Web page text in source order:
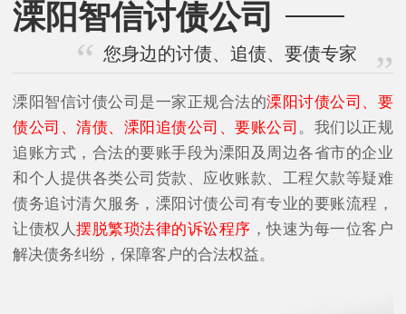
溧阳智信讨债公司
您身边的讨债、追债、要债专家
溧阳智信讨债公司是一家正规合法的溧阳讨债公司、要
债公司、清债、溧阳追债公司、要账公司 。我们以正规
追账方式，合法的要账手段为溧阳及周边各省市的企业
和个人提供各类公司货款、应收账款、工程欠款等疑难
债务追讨清欠服务，溧阳讨债公司有专业的要账流程，
让债权人摆脱繁琐法律的诉讼程序 ，快速为每一位客户
解决债务纠纷，保障客户的合法权益。